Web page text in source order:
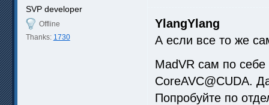
SVP developer
Offline
Thanks: 1730
YlangYlang
А если все то же
MadVR сам по
CoreAVC@CUDA.
Попробуйте по